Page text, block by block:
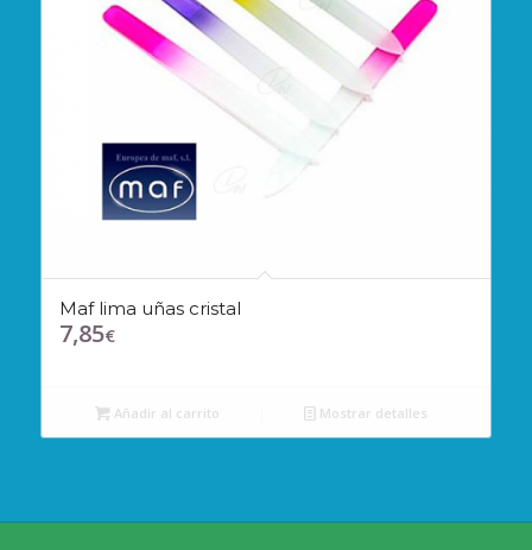
Maf lima uñas cristal
7,85€
Añadir al carrito Mostrar detalles